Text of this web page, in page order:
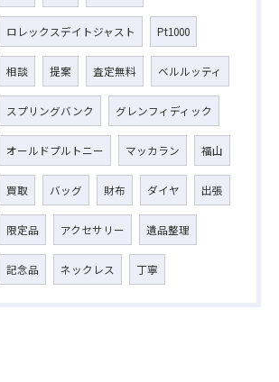
ロレックスデイトジャスト Pt1000
相談 提案 査定無料 ベルルッティ
スプリングバンク グレンフィディック
オールドプルトニー マッカラン 福山
買取 バッグ 財布 ダイヤ 出張
限定品 アクセサリー 遺品整理
記念品 ネックレス 丁寧